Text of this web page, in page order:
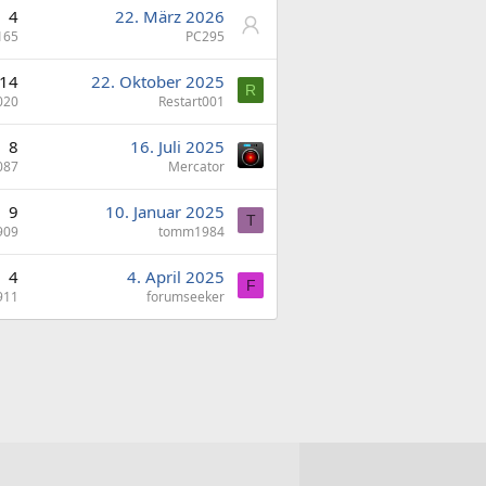
4 22. März 2026
PC295
14 22. Oktober 2025
Restart001
R
8 16. Juli 2025
Mercator
9 10. Januar 2025
tomm1984
T
4 4. April 2025
forumseeker
F